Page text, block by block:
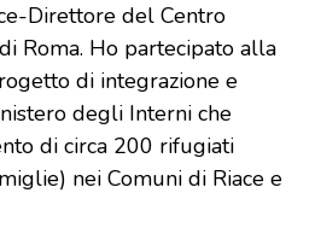
Direttore del Centro
Roma. Ho partecipato alla
di integrazione e
degli Interni che
di circa 200 rifugiati
nei Comuni di Riace e